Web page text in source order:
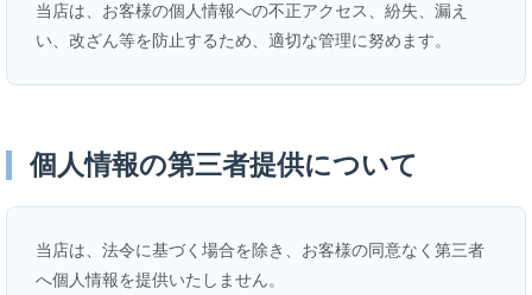
当店は、お客様の個人情報への不正アクセス、紛失、漏え
い、改ざん等を防止するため、適切な管理に努めます。
個人情報の第三者提供について
当店は、法令に基づく場合を除き、お客様の同意なく第三者
へ個人情報を提供いたしません。